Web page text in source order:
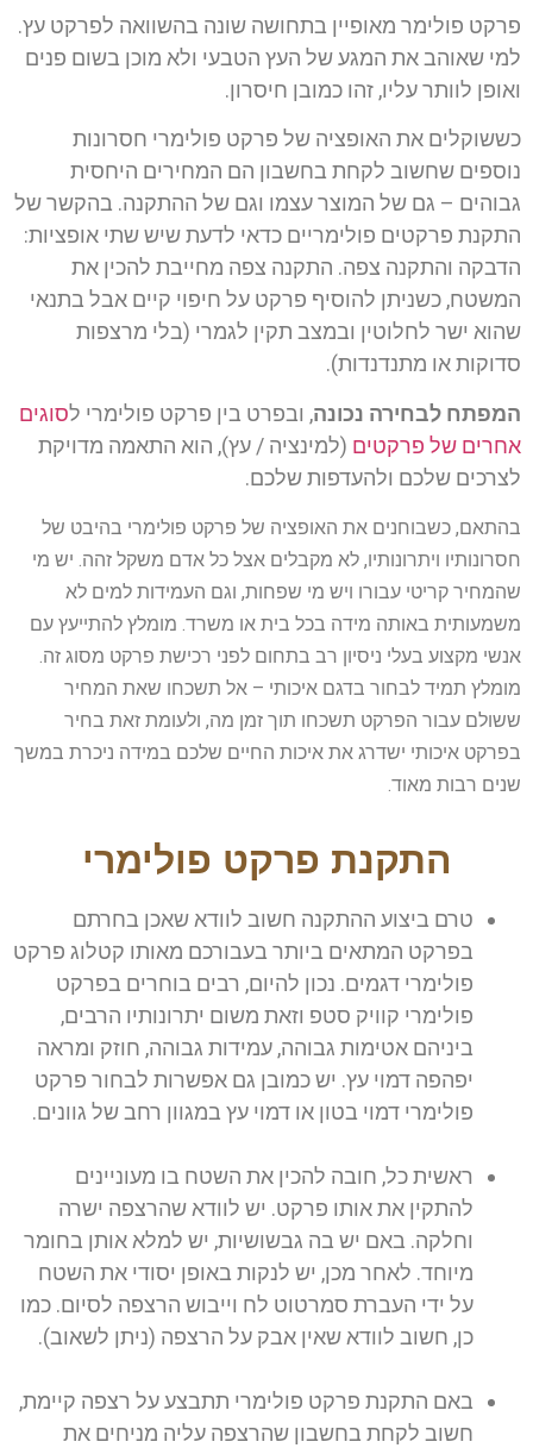
פרקט פולימר מאופיין בתחושה שונה בהשוואה לפרקט עץ.
למי שאוהב את המגע של העץ הטבעי ולא מוכן בשום פנים
ואופן לוותר עליו, זהו כמובן חיסרון.
כששוקלים את האופציה של פרקט פולימרי חסרונות
נוספים שחשוב לקחת בחשבון הם המחירים היחסית
גבוהים – גם של המוצר עצמו וגם של ההתקנה. בהקשר של
התקנת פרקטים פולימריים כדאי לדעת שיש שתי אופציות:
הדבקה והתקנה צפה. התקנה צפה מחייבת להכין את
המשטח, כשניתן להוסיף פרקט על חיפוי קיים אבל בתנאי
שהוא ישר לחלוטין ובמצב תקין לגמרי (בלי מרצפות
סדוקות או מתנדנדות).
המפתח לבחירה נכונה, ובפרט בין פרקט פולימרי לסוגים
אחרים של פרקטים (למינציה / עץ), הוא התאמה מדויקת
לצרכים שלכם ולהעדפות שלכם.
בהתאם, כשבוחנים את האופציה של פרקט פולימרי בהיבט של
חסרונותיו ויתרונותיו, לא מקבלים אצל כל אדם משקל זהה. יש מי
שהמחיר קריטי עבורו ויש מי שפחות, וגם העמידות למים לא
משמעותית באותה מידה בכל בית או משרד. מומלץ להתייעץ עם
אנשי מקצוע בעלי ניסיון רב בתחום לפני רכישת פרקט מסוג זה.
מומלץ תמיד לבחור בדגם איכותי – אל תשכחו שאת המחיר
ששולם עבור הפרקט תשכחו תוך זמן מה, ולעומת זאת בחיר
בפרקט איכותי ישדרג את איכות החיים שלכם במידה ניכרת במשך
שנים רבות מאוד.
התקנת פרקט פולימרי
טרם ביצוע ההתקנה חשוב לוודא שאכן בחרתם
בפרקט המתאים ביותר בעבורכם מאותו קטלוג פרקט
פולימרי דגמים. נכון להיום, רבים בוחרים בפרקט
פולימרי קוויק סטפ וזאת משום יתרונותיו הרבים,
ביניהם אטימות גבוהה, עמידות גבוהה, חוזק ומראה
יפהפה דמוי עץ. יש כמובן גם אפשרות לבחור פרקט
פולימרי דמוי בטון או דמוי עץ במגוון רחב של גוונים.
ראשית כל, חובה להכין את השטח בו מעוניינים
להתקין את אותו פרקט. יש לוודא שהרצפה ישרה
וחלקה. באם יש בה גבשושיות, יש למלא אותן בחומר
מיוחד. לאחר מכן, יש לנקות באופן יסודי את השטח
על ידי העברת סמרטוט לח וייבוש הרצפה לסיום. כמו
כן, חשוב לוודא שאין אבק על הרצפה (ניתן לשאוב).
באם התקנת פרקט פולימרי תתבצע על רצפה קיימת,
חשוב לקחת בחשבון שהרצפה עליה מניחים את